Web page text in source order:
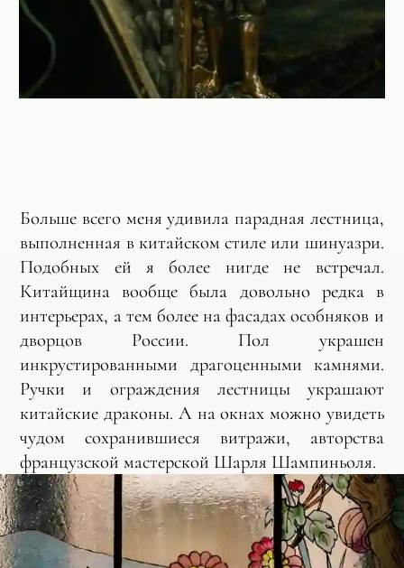
Больше всего меня удивила парадная лестница,
выполненная в китайском стиле или шинуазри.
Подобных ей я более нигде не встречал.
Китайщина вообще была довольно редка в
интерьерах, а тем более на фасадах особняков и
дворцов России. Пол украшен
инкрустированными драгоценными камнями.
Ручки и ограждения лестницы украшают
китайские драконы. А на окнах можно увидеть
чудом сохранившиеся витражи, авторства
французской мастерской Шарля Шампиньоля.